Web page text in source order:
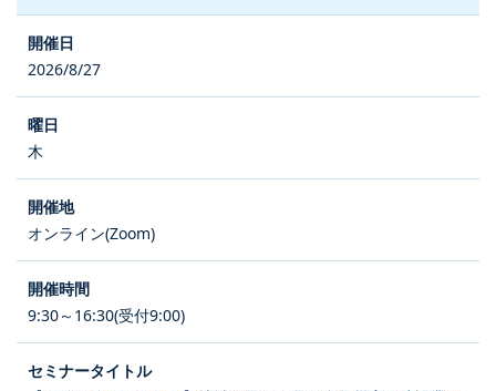
2026/8/27
木
オンライン(Zoom)
9:30～16:30(受付9:00)